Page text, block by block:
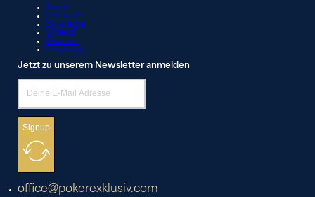
News
Lifestyle
Strategie
Videos
Galerie
Liveblog
Jetzt zu unserem Newsletter anmelden
Signup
office@pokerexklusiv.com